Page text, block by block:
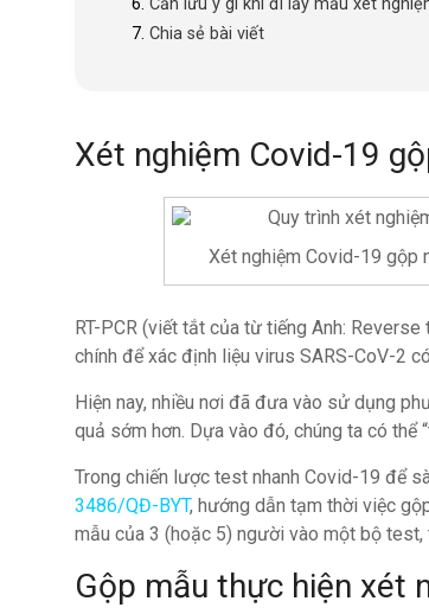
Cần lưu ý gì khi đi lấy mẫu xét
Chia sẻ bài viết
Xét nghiệm Covid-19
Xét nghiệm Covid-19 gộp
RT-PCR (viết tắt của từ tiếng Anh:
chính để xác định liệu virus SARS-CoV-2
Hiện nay, nhiều nơi đã đưa vào sử dụng
quả sớm hơn. Dựa vào đó, chúng ta có thể
Trong chiến lược test nhanh Covid-19 để
3486/QĐ-BYT, hướng dẫn tạm thời việc
mẫu của 3 (hoặc 5) người vào một bộ
Gộp mẫu thực hiện xét